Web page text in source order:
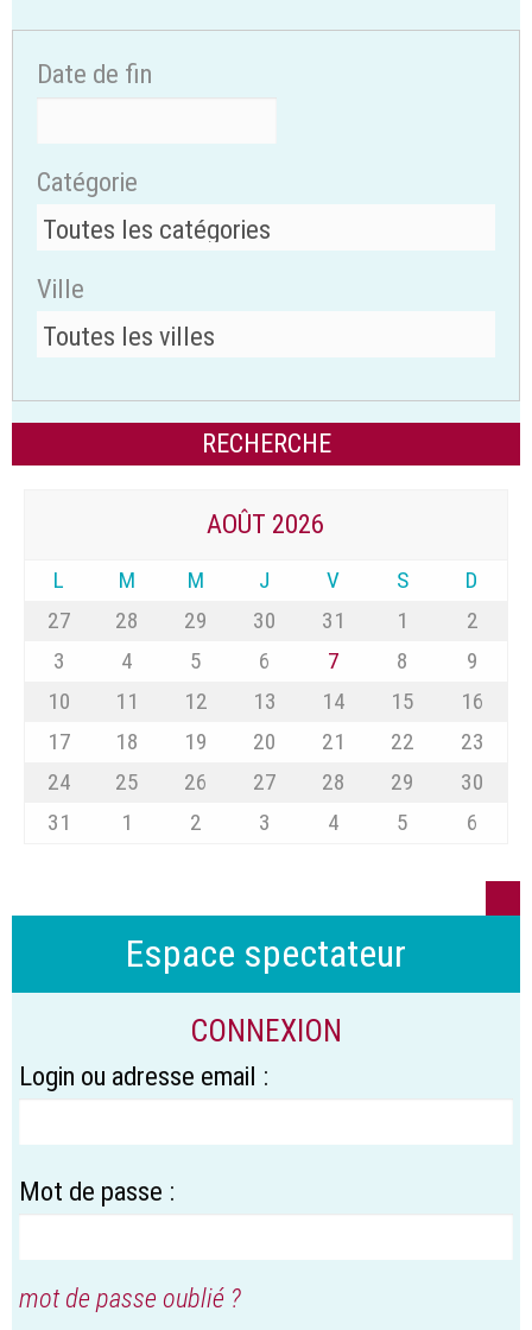
Date de fin
Catégorie
Ville
AOÛT 2026
L M M J V S
D
27
28 29 30 31 1
2
3
4 5 6 7 8
9
10
11 12 13 14 15
16
17
18 19 20 21 22
23
24
25 26 27 28 29
30
31
1 2 3 4 5 6
Espace spectateur
CONNEXION
Login ou adresse email :
Mot de passe :
mot de passe oublié ?